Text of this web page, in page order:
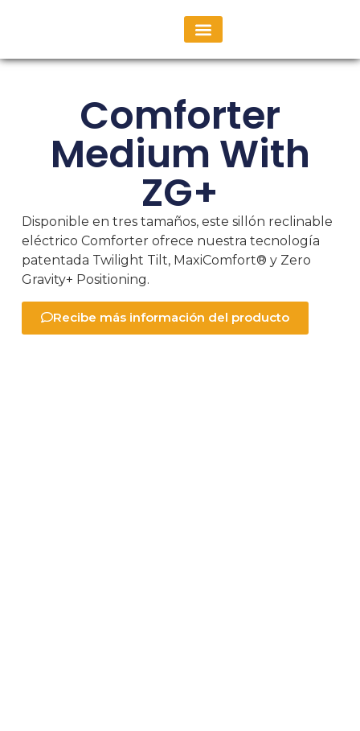
Comforter
Medium With
ZG+
Disponible en tres tamaños, este sillón reclinable
eléctrico Comforter ofrece nuestra tecnología
patentada Twilight Tilt, MaxiComfort® y Zero
Gravity+ Positioning.
Recibe más información del producto